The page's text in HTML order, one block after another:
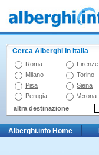
Cerca Alberghi in Italia
Roma Firenze
Milano
Torino
Pisa
Siena
Perugia
Verona
altra destinazione
Alberghi.info Home